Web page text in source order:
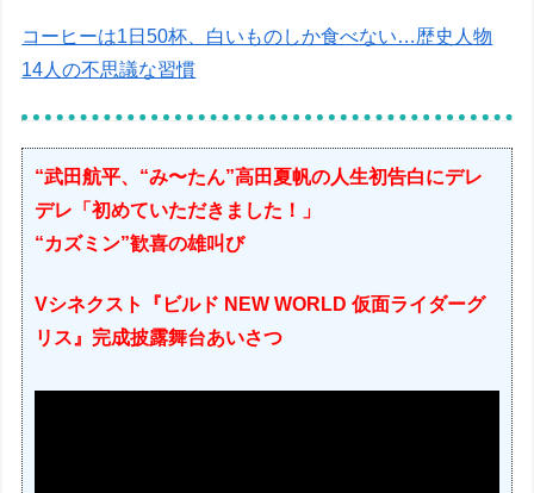
コーヒーは1日50杯、白いものしか食べない…歴史人物
14人の不思議な習慣
“武田航平、“み〜たん”高田夏帆の人生初告白にデレ
デレ「初めていただきました！」
“カズミン”歓喜の雄叫び
Vシネクスト『ビルド NEW WORLD 仮面ライダーグ
リス』完成披露舞台あいさつ